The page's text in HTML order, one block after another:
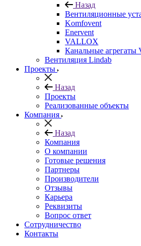
Назад
Вентиляционные
Komfovent
Enervent
VALLOX
Канальные
Вентиляция Lindab
Проекты
Назад
Проекты
Реализованные объекты
Компания
Назад
Компания
О компании
Готовые решения
Партнеры
Производители
Отзывы
Карьера
Реквизиты
Вопрос ответ
Сотрудничество
Контакты